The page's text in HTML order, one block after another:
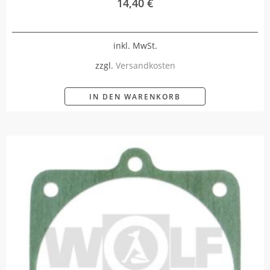
14,40 €
inkl. MwSt.
zzgl. Versandkosten
IN DEN WARENKORB